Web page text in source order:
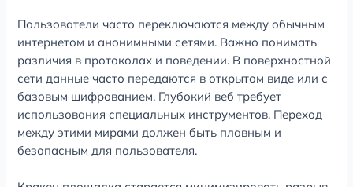
Пользователи часто переключаются между обычным
интернетом и анонимными сетями. Важно понимать
различия в протоколах и поведении. В поверхностной
сети данные часто передаются в открытом виде или с
базовым шифрованием. Глубокий веб требует
использования специальных инструментов. Переход
между этими мирами должен быть плавным и
безопасным для пользователя.